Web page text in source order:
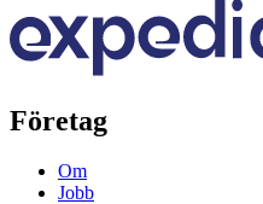
Företag
Om
Jobb